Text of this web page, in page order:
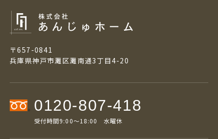
〒657-0841
兵庫県神戸市灘区灘南通3丁目4-20
0120-807-418
受付時間9:00～18:00 水曜休